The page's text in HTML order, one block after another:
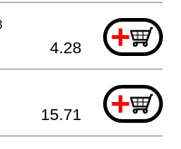
+
4.28
+
15.71